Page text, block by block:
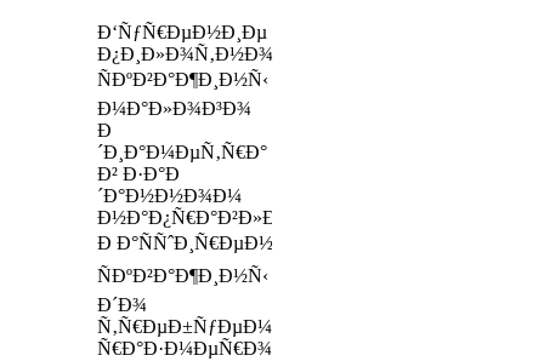
Ð‘ÑƒÑ€ÐµÐ½Ð¸Ðµ
Ð¿Ð¸Ð»Ð¾Ñ‚Ð½Ð¾Ð¹
ÑÐºÐ²Ð°Ð¶Ð¸Ð½Ñ‹
Ð¼Ð°Ð»Ð¾Ð³Ð¾
Ð
´Ð¸Ð°Ð¼ÐµÑ‚Ñ€Ð°
Ð² Ð·Ð°Ð
´Ð°Ð½Ð½Ð¾Ð¼
Ð½Ð°Ð¿Ñ€Ð°Ð²Ð»ÐµÐ½Ð¸Ð¸;
Ð Ð°ÑÑˆÐ¸Ñ€ÐµÐ½Ð¸Ðµ
ÑÐºÐ²Ð°Ð¶Ð¸Ð½Ñ‹
Ð´Ð¾
Ñ‚Ñ€ÐµÐ±ÑƒÐµÐ¼Ñ‹Ñ…
Ñ€Ð°Ð·Ð¼ÐµÑ€Ð¾Ð²